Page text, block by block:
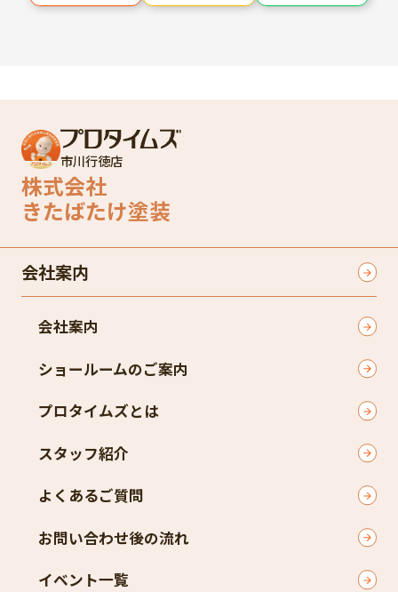
市川行徳店
株式会社
きたばたけ塗装
会社案内
会社案内
ショールームのご案内
プロタイムズとは
スタッフ紹介
よくあるご質問
お問い合わせ後の流れ
イベント一覧